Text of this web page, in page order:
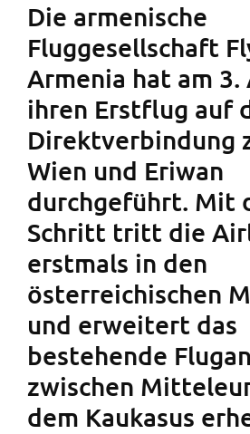
Die armenische
Fluggesellschaft
Armenia hat am 3.
ihren Erstflug auf
Direktverbindung
Wien und Eriwan
durchgeführt. Mit
Schritt tritt die
erstmals in den
österreichischen
und erweitert das
bestehende
zwischen
dem Kaukasus